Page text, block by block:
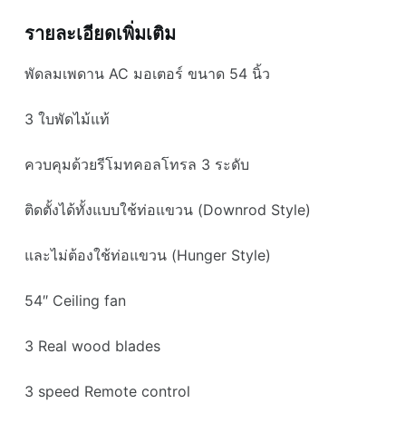
ไม้
ceiling
ชิ้น
รายละเอียดเพิ่มเติม
พัดลมเพดาน AC มอเตอร์ ขนาด 54 นิ้ว
3 ใบพัดไม้แท้
ควบคุมด้วยรีโมทคอลโทรล 3 ระดับ
ติดตั้งได้ทั้งแบบใช้ท่อแขวน (Downrod Style)
และไม่ต้องใช้ท่อแขวน (Hunger Style)
54″ Ceiling fan
3 Real wood blades
3 speed Remote control